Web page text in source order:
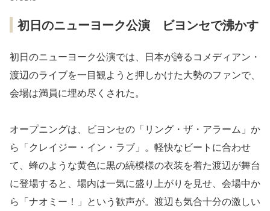
初日のニューヨーク公演 ビヨンセで沸かす
初日のニューヨーク公演では、日本が誇るコメディアン・
渡辺のライブを一目観ようと押しかけた大勢のファンで、
会場は満員に埋め尽くされた。
オープニングは、ビヨンセの「リング・ザ・アラーム」か
ら「クレイジー・イン・ラブ」。軽快なビートに合わせ
て、蜂のような黄色に黒の縞模様の衣装を着た渡辺が舞台
に登場すると、場内は一気に盛り上がりを見せ、会場中か
ら「ナオミー！」という歓声が。渡辺も気合十分の激しい